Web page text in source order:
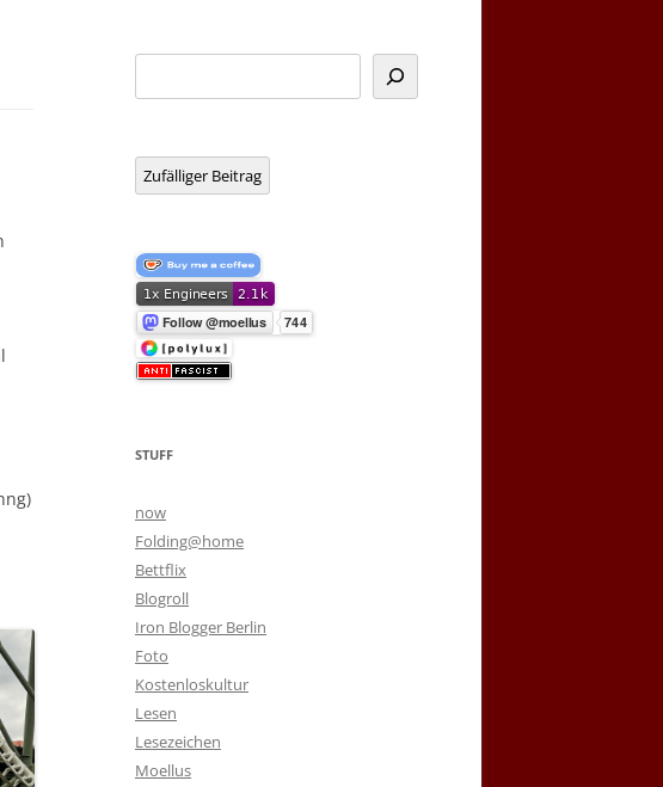
Zufälliger Beitrag
STUFF
now
Folding@home
Bettflix
Blogroll
Iron Blogger Berlin
Foto
Kostenloskultur
Lesen
Lesezeichen
Moellus